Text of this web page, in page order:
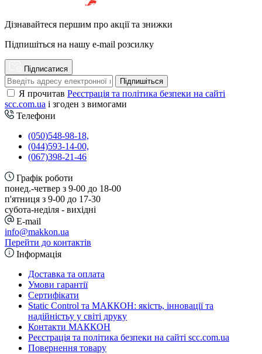
Дізнавайтеся першим про акції та знижки
Підпишіться на нашу e-mail розсилку
Підписатися
Підпишіться
Я прочитав Реєстрація та політика безпеки на сайті
scc.com.ua і згоден з вимогами
Телефони
(050)548-98-18,
(044)593-14-00,
(067)398-21-46
Графік роботи
понед.-четвер з 9-00 до 18-00
п'ятниця з 9-00 до 17-30
cубота-неділя - вихідні
E-mail
info@makkon.ua
Перейти до контактів
Інформація
Доставка та оплата
Умови гарантії
Сертифікати
Static Control та МАККОН: якість, інновації та
надійністьу у світі друку
Контакти МАККОН
Реєстрація та політика безпеки на сайті scc.com.ua
Повернення товару